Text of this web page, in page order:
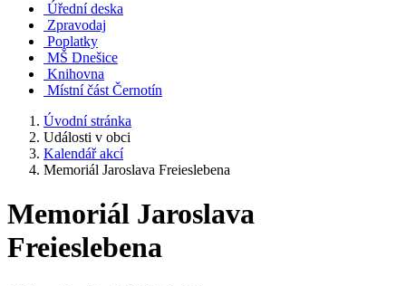
Úřední deska
Zpravodaj
Poplatky
MŠ Dnešice
Knihovna
Místní část Černotín
Úvodní stránka
Události v obci
Kalendář akcí
Memoriál Jaroslava Freieslebena
Memoriál Jaroslava
Freieslebena